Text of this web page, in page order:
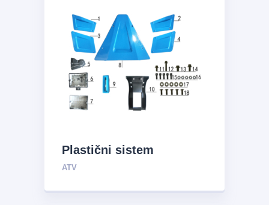
Plastični sistem
ATV